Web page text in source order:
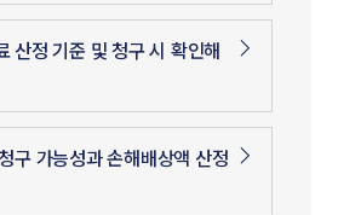
산정 기준 및 청구 시 확인해
구 가능성과 손해배상액 산정